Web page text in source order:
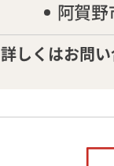
阿賀野
詳しくはお問